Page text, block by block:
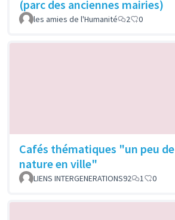
(parc des anciennes mairies)
les amies de l'Humanité 2 0
Cafés thématiques "un peu de
nature en ville"
LIENS INTERGENERATIONS92 1 0